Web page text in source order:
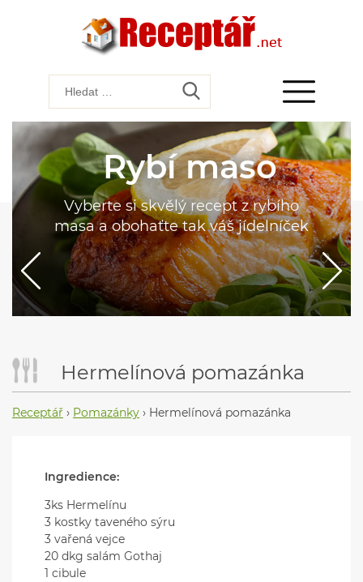
Rybí maso
Vyberte si skvělý recept z rybího
masa a obohaťte tak váš jídelníček
Hermelínová pomazánka
Receptář › Pomazánky › Hermelínová pomazánka
Ingredience:
3ks Hermelínu
3 kostky taveného sýru
3 vařená vejce
20 dkg salám Gothaj
1 cibule